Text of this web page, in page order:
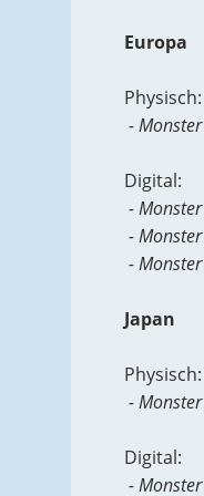
Europa
Physisch:
-
Digital:
- Monster
-
-
Japan
Physisch:
-
Digital:
- Monster